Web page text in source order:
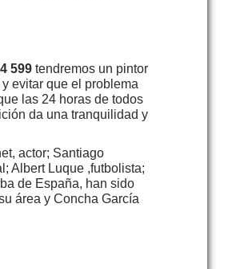
599 tendremos un pintor
evitar que el problema
las 24 horas de todos
da una tranquilidad y
actor; Santiago
Albert Luque ,futbolista;
de España, han sido
área y Concha García